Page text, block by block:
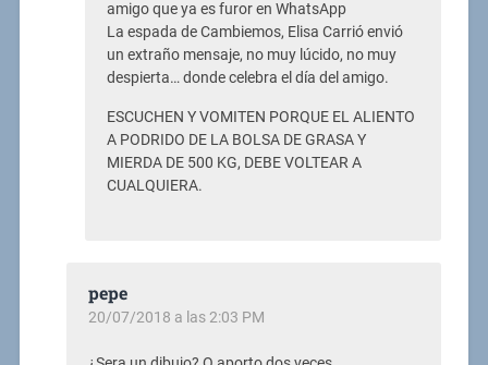
amigo que ya es furor en WhatsApp
La espada de Cambiemos, Elisa Carrió envió
un extraño mensaje, no muy lúcido, no muy
despierta… donde celebra el día del amigo.
ESCUCHEN Y VOMITEN PORQUE EL ALIENTO
A PODRIDO DE LA BOLSA DE GRASA Y
MIERDA DE 500 KG, DEBE VOLTEAR A
CUALQUIERA.
pepe
20/07/2018 a las 2:03 PM